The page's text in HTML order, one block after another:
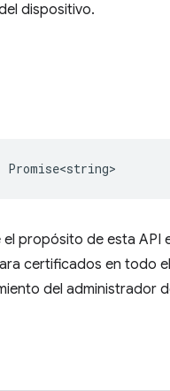
dispositivo.
Promise<string>
propósito de esta API
certificados en todo
del administrador